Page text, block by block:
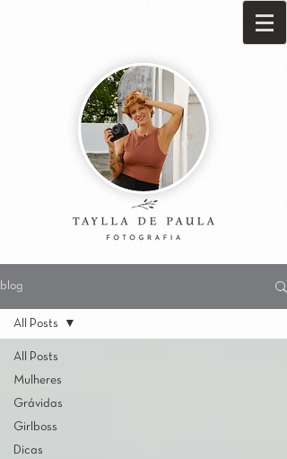
blog
All Posts
Mulheres
Grávidas
Girlboss
Dicas
All Posts